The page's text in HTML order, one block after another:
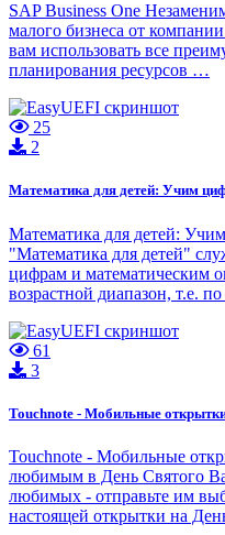
SAP Business One
малого бизнеса от
вам использовать все
планирования ресурсов …
25
2
Математика для детей: Учим
Математика для детей:
"Математика для детей"
цифрам и математическим
возрастной диапазон, т.е.
61
3
Touchnote - Мобильные
Touchnote - Мобильные
любимым в День Святого
любимых - отправьте им
настоящей открытки на